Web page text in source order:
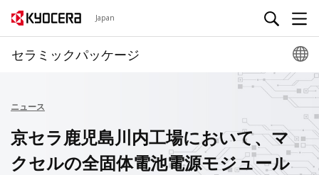
Japan
セラミックパッケージ
ニュース
京セラ鹿児島川内工場において、マ
クセルの全固体電池電源モジュール